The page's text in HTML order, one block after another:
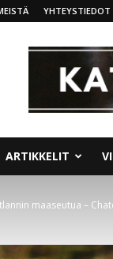
YHTEYSTIEDOT
ARTIKKELIT
maaseutua –